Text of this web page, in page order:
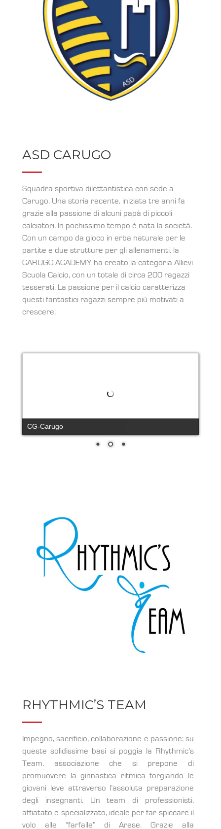
ASD CARUGO
Squadra sportiva dilettantistica con sede a
Carugo. Una storia recente, iniziata tre anni fa
grazie alla passione di alcuni papà di piccoli
calciatori. In pochissimo tempo è nata la società.
Con un campo da gioco in erba naturale per le
partite e due strutture per gli allenamenti, la
CARUGO ACADEMY ha creato la categoria Allievi
Scuola Calcio, con un totale di circa 200 ragazzi
tesserati. La passione per il calcio caratterizza
questi fantastici ragazzi sempre più motivati a
crescere.
CG-Carugo
RHYTHMIC’S TEAM
Impegno, sacrificio, collaborazione e passione: su
queste solidissime basi si poggia la Rhythmic’s
Team, associazione che si prepone di
promuovere la ginnastica ritmica forgiando le
giovani leve attraverso l’assoluta preparazione
degli insegnanti. Un team di professionisti,
affiatato e specializzato, ideale per far spiccare il
volo alle “farfalle” di Arese. Grazie alla